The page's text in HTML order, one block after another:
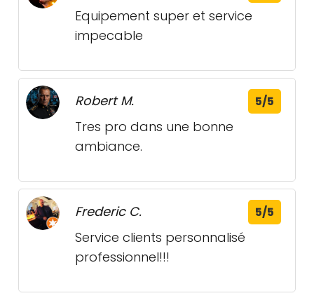
Equipement super et service
impecable
Robert M. 5/5
Tres pro dans une bonne
ambiance.
Frederic C. 5/5
Service clients personnalisé
professionnel!!!